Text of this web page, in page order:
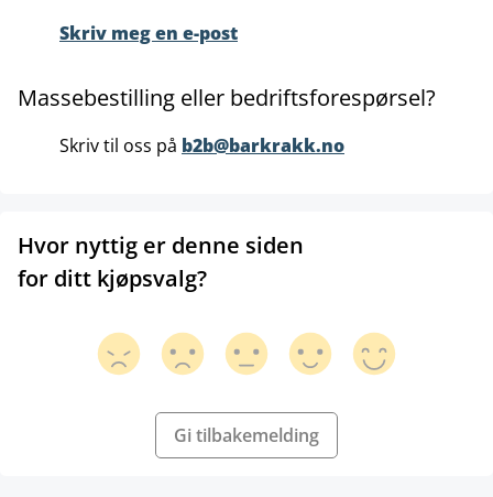
Skriv meg en e-post
Massebestilling eller bedriftsforespørsel?
Skriv til oss på b2b@barkrakk.no
Hvor nyttig er denne siden
for ditt kjøpsvalg?
Gi tilbakemelding